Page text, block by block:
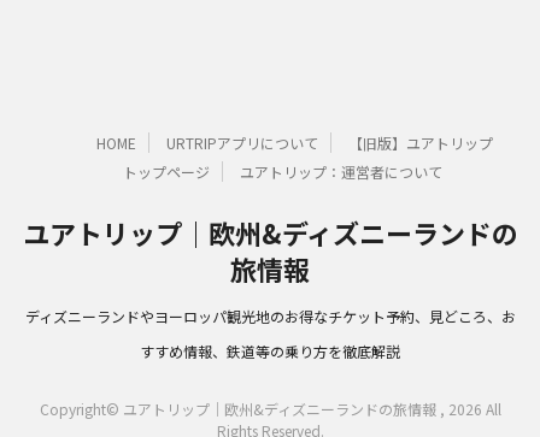
HOME URTRIPアプリについて
【旧版】ユアトリップ
トップページ
ユアトリップ：運営者について
ユアトリップ｜欧州&ディズニーランドの
旅情報
ディズニーランドやヨーロッパ観光地のお得なチケット予約、見どころ、お
すすめ情報、鉄道等の乗り方を徹底解説
Copyright© ユアトリップ｜欧州&ディズニーランドの旅情報 , 2026 All
Rights Reserved.